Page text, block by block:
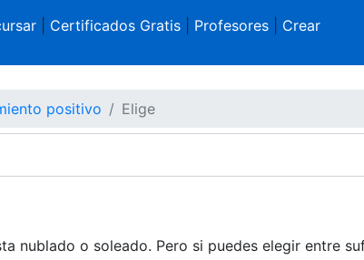
| Certificados Gratis| Profesores| Crear
positivo Elige
nublado o soleado. Pero si puedes elegir entre